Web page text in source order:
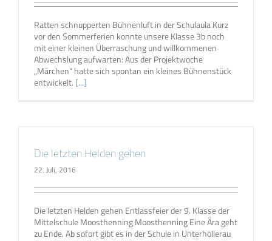
Ratten schnupperten Bühnenluft in der Schulaula Kurz
vor den Sommerferien konnte unsere Klasse 3b noch
mit einer kleinen Überraschung und willkommenen
Abwechslung aufwarten: Aus der Projektwoche
„Märchen“ hatte sich spontan ein kleines Bühnenstück
entwickelt. [...]
Die letzten Helden gehen
22. Juli, 2016
Die letzten Helden gehen Entlassfeier der 9. Klasse der
Mittelschule Moosthenning Moosthenning Eine Ära geht
zu Ende. Ab sofort gibt es in der Schule in Unterhollerau